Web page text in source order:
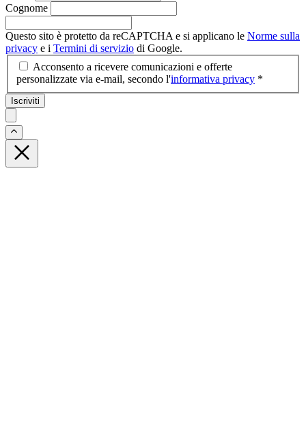
Cognome
Questo sito è protetto da reCAPTCHA e si applicano le Norme sulla
privacy e i Termini di servizio di Google.
Acconsento a ricevere comunicazioni e offerte
personalizzate via e-mail, secondo l'informativa privacy *
Iscriviti